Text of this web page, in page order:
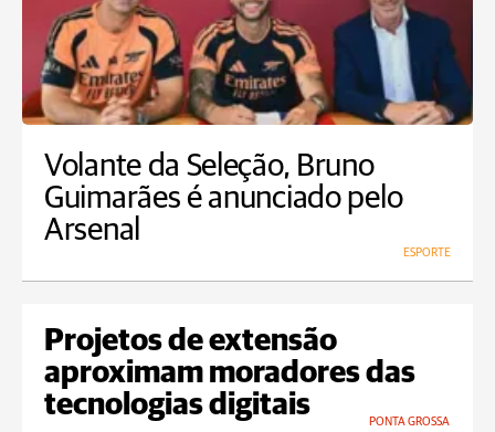
Volante da Seleção, Bruno
Guimarães é anunciado pelo
Arsenal
ESPORTE
Projetos de extensão
aproximam moradores das
tecnologias digitais
PONTA GROSSA